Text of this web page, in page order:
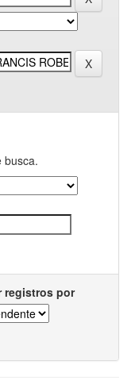
busca.
registros por